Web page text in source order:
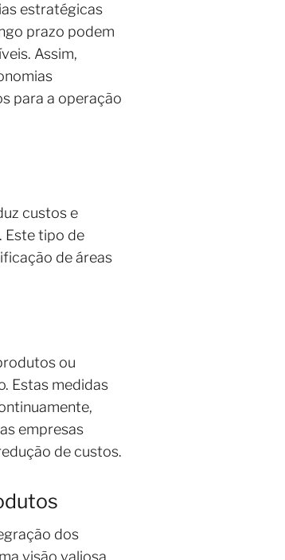
estratégicas
prazo podem
Assim,
para a operação
custos e
Este tipo de
de áreas
ou
Estas medidas
empresas
de custos.
dos
visão valiosa